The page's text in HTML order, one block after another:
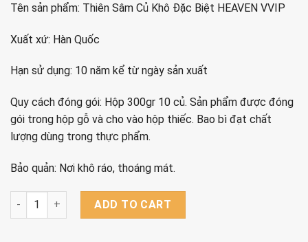
Tên sản phẩm: Thiên Sâm Củ Khô Đặc Biệt HEAVEN VVIP
Xuất xứ: Hàn Quốc
Hạn sử dụng: 10 năm kể từ ngày sản xuất
Quy cách đóng gói: Hộp 300gr 10 củ. Sản phẩm được đóng
gói trong hộp gỗ và cho vào hộp thiếc. Bao bì đạt chất
lượng dùng trong thực phẩm.
Bảo quản: Nơi khô ráo, thoáng mát.
Thiên Sâm Củ Khô Đặc Biệt HEAVEN VVIP – Hộp 300gr
ADD TO CART